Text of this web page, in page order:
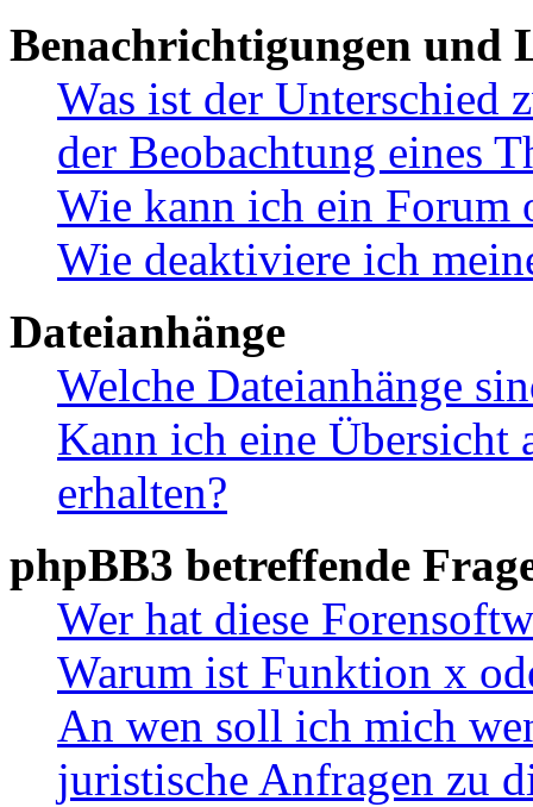
Benachrichtigungen und
Was ist der Unterschied
der Beobachtung eines
Wie kann ich ein Forum
Wie deaktiviere ich
Dateianhänge
Welche Dateianhänge
Kann ich eine Übersicht
erhalten?
phpBB3 betreffende
Wer hat diese
Warum ist Funktion x
An wen soll ich mich
juristische Anfragen zu